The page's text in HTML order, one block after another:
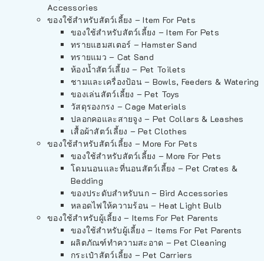
Accessories
ของใช้สำหรับสัตว์เลี้ยง – Item For Pets
ของใช้สำหรับสัตว์เลี้ยง – Item For Pets
ทรายแฮมสเตอร์ – Hamster Sand
ทรายแมว – Cat Sand
ห้องน้ำสัตว์เลี้ยง – Pet Toilets
ชามและเครื่องป้อน – Bowls, Feeders & Watering
ของเล่นสัตว์เลี้ยง – Pet Toys
วัสดุรองกรง – Cage Materials
ปลอกคอและสายจูง – Pet Collars & Leashes
เสื้อผ้าสัตว์เลี้ยง – Pet Clothes
ของใช้สำหรับสัตว์เลี้ยง – More For Pets
ของใช้สำหรับสัตว์เลี้ยง – More For Pets
โดมนอนและที่นอนสัตว์เลี้ยง – Pet Crates &
Bedding
ของประดับสำหรับนก – Bird Accessories
หลอดไฟให้ความร้อน – Heat Light Bulb
ของใช้สำหรับผู้เลี้ยง – Items For Pet Parents
ของใช้สำหรับผู้เลี้ยง – Items For Pet Parents
ผลิตภัณฑ์ทำความสะอาด – Pet Cleaning
กระเป๋าสัตว์เลี้ยง – Pet Carriers